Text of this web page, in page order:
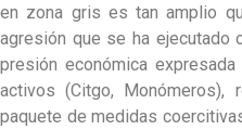
en zona gris es tan amplio
agresión que se ha ejecutado
presión económica
activos (Citgo,
paquete de medidas